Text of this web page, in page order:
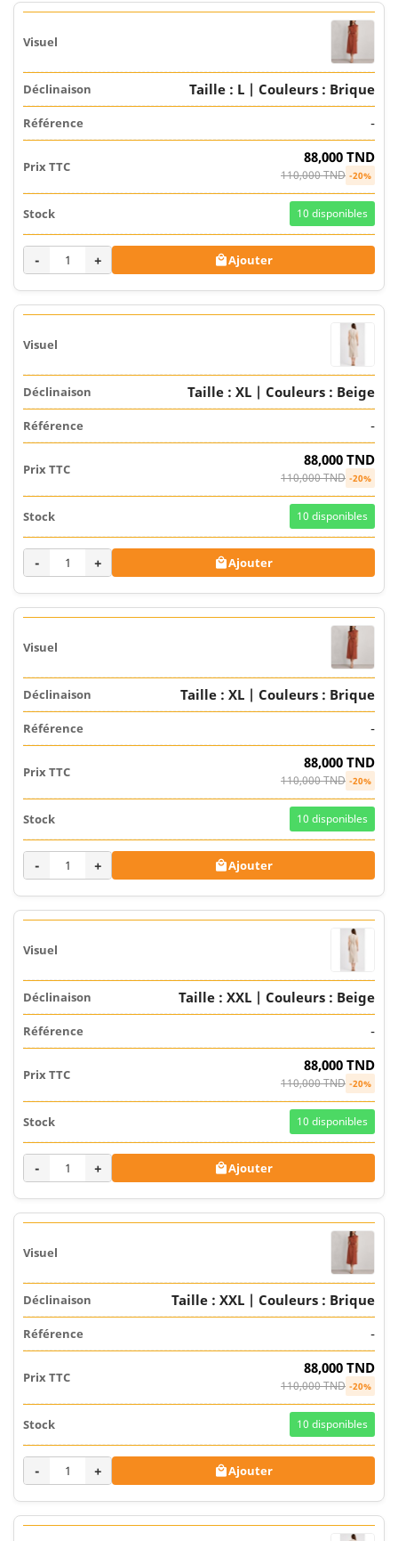
Taille : L | Couleurs : Brique
-
88,000 TND
110,000 TND -20%
10 disponibles
- + Ajouter
Taille : XL | Couleurs : Beige
-
88,000 TND
110,000 TND -20%
10 disponibles
- + Ajouter
Taille : XL | Couleurs : Brique
-
88,000 TND
110,000 TND -20%
10 disponibles
- + Ajouter
Taille : XXL | Couleurs : Beige
-
88,000 TND
110,000 TND -20%
10 disponibles
- + Ajouter
Taille : XXL | Couleurs : Brique
-
88,000 TND
110,000 TND -20%
10 disponibles
- + Ajouter